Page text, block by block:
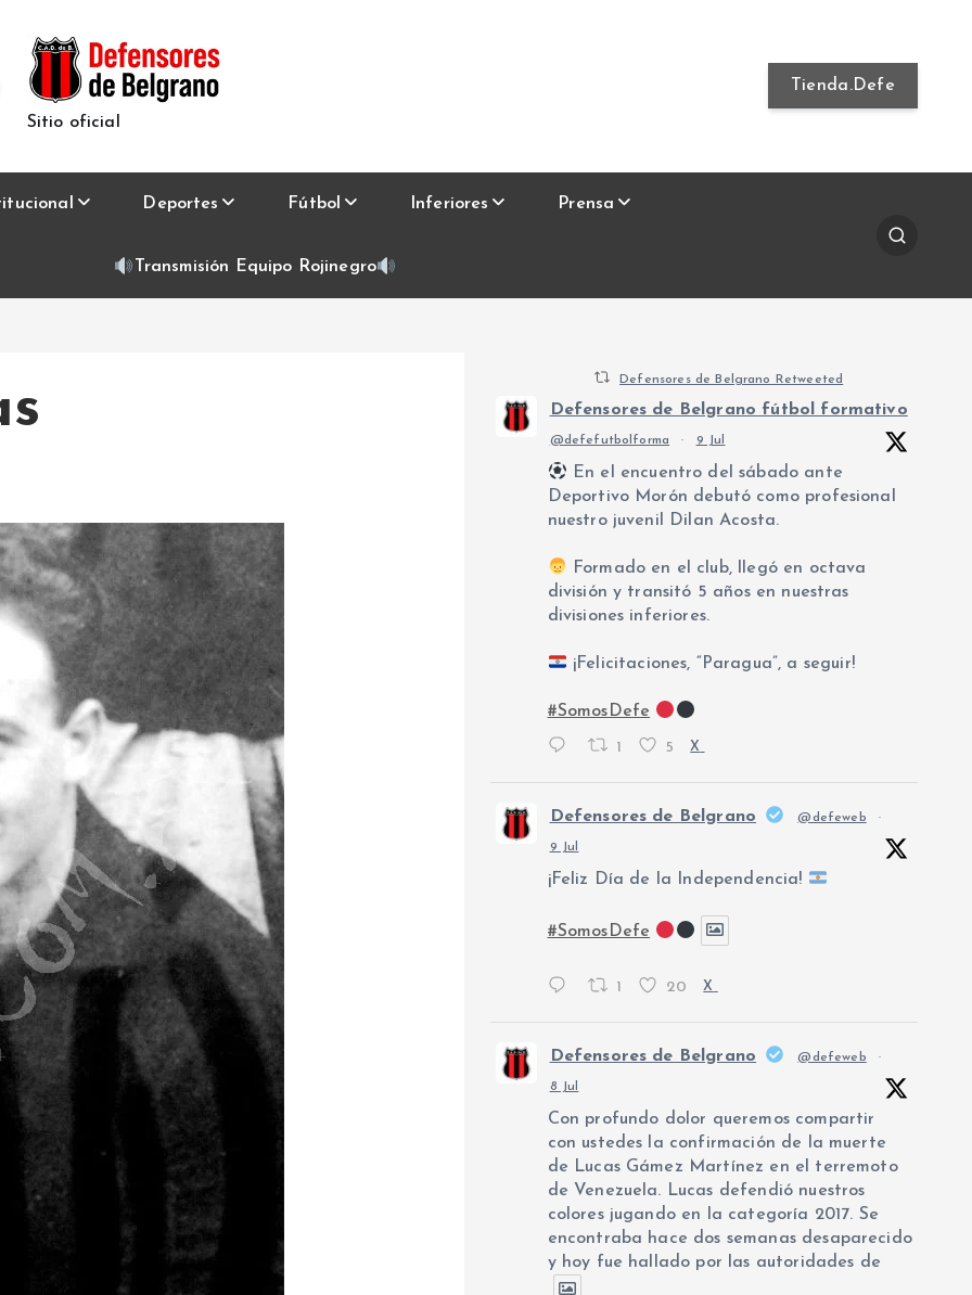
Sitio oficial
Tienda.Defe
Deportes Fútbol Inferiores Prensa
Transmisión Equipo Rojinegro
Defensores de Belgrano Retweeted
Defensores de Belgrano fútbol formativo
@defefutbolforma · 9 Jul
En el encuentro del sábado ante
Deportivo Morón debutó como profesional
nuestro juvenil Dilan Acosta.
Formado en el club, llegó en octava
división y transitó 5 años en nuestras
divisiones inferiores.
¡Felicitaciones, “Paragua”, a seguir!
#SomosDefe
1 5 X
Defensores de Belgrano @defeweb ·
9 Jul
¡Feliz Día de la Independencia!
#SomosDefe
1 20 X
Defensores de Belgrano @defeweb ·
8 Jul
Con profundo dolor queremos compartir
con ustedes la confirmación de la muerte
de Lucas Gámez Martínez en el terremoto
de Venezuela. Lucas defendió nuestros
colores jugando en la categoría 2017. Se
encontraba hace dos semanas desaparecido
y hoy fue hallado por las autoridades de